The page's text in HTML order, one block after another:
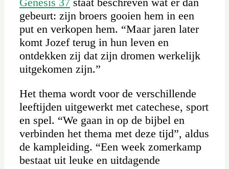
gebeurt: zijn broers gooien hem in een
put en verkopen hem. “Maar jaren later
komt Jozef terug in hun leven en
ontdekken zij dat zijn dromen werkelijk
uitgekomen zijn.”
Het thema wordt voor de verschillende
leeftijden uitgewerkt met catechese, sport
en spel. “We gaan in op de bijbel en
verbinden het thema met deze tijd”, aldus
de kampleiding. “Een week zomerkamp
bestaat uit leuke en uitdagende